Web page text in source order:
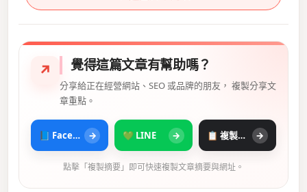
↗ 覺得這篇文章有幫助嗎？
分享給正在經營網站、SEO 或品牌的朋友， 複製分享文
章重點。
📘 Facebook → 💚 LINE → 📋 複製摘要 →
點擊「複製摘要」即可快速複製文章摘要與網址。